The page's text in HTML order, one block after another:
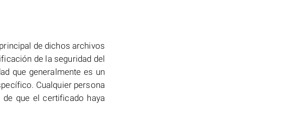
de dichos archivos
de la seguridad del
que generalmente es un
Cualquier persona
que el certificado haya